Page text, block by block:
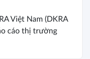
Việt Nam (DKRA
cáo thị trường